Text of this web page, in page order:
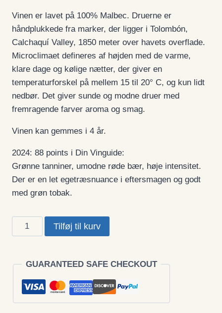
Vinen er lavet på 100% Malbec. Druerne er
håndplukkede fra marker, der ligger i Tolombón,
Calchaquí Valley, 1850 meter over havets overflade.
Microclimaet defineres af højden med de varme,
klare dage og kølige nætter, der giver en
temperaturforskel på mellem 15 til 20° C, og kun lidt
nedbør. Det giver sunde og modne druer med
fremragende farver aroma og smag.
Vinen kan gemmes i 4 år.
2024: 88 points i Din Vinguide:
Grønne tanniner, umodne røde bær, høje intensitet.
Der er en let egetræsnuance i eftersmagen og godt
med grøn tobak.
Nubes,
2025,
Argentina
antal
Tilføj til kurv
GUARANTEED SAFE CHECKOUT